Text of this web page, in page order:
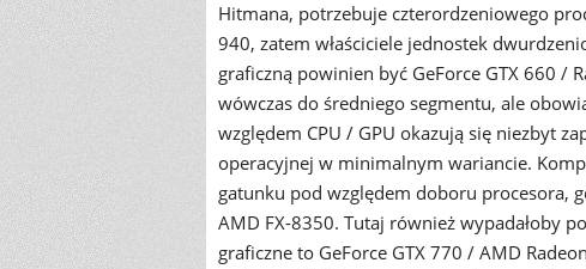
Hitmana, potrzebuje czterordzeniowego
940, zatem właściciele jednostek
graficzną powinien być GeForce GTX 660 /
wówczas do średniego segmentu, ale
względem CPU / GPU okazują się niezbyt
operacyjnej w minimalnym wariancie.
gatunku pod względem doboru procesora,
AMD FX-8350. Tutaj również wypadałoby
graficzne to GeForce GTX 770 / AMD